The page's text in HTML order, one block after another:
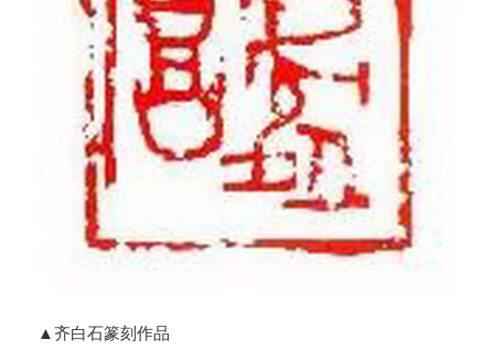
▲齐白石篆刻作品